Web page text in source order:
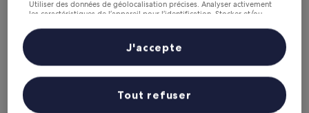
sur
Exceptionnel,
Le
nouveau
de
217 €
217 €
taxes et frais compris
Utiliser des données de géolocalisation précises. Analyser activement
les caractéristiques de l’appareil pour l’identification. Stocker et/ou
personnalisés, mesure de performance des publicités et du contenu,
études d’audience et développement de services.
Liste de nos partenaires (fournisseurs)
Tout refuser
J'accepte